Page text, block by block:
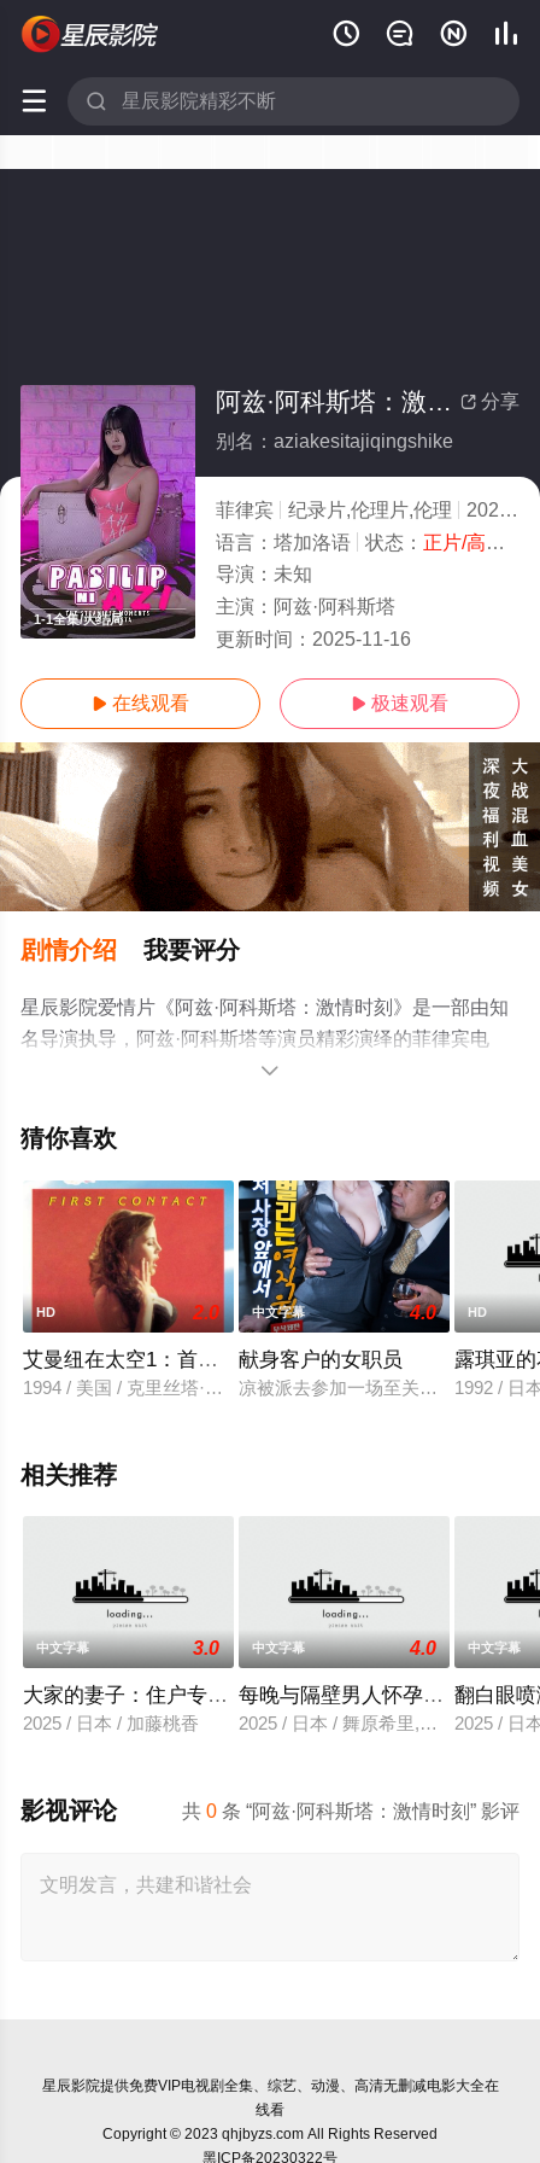
   
 
1-1全集/大结局
 分享
阿兹·阿科斯塔：激情时刻(全集)
别名：aziakesitajiqingshike
菲律宾 纪录片,伦理片,伦理 2025
语言： 塔加洛语 状态： 正片/高清
导演： 未知
主演： 阿兹·阿科斯塔
更新时间： 2025-11-16
 在线观看  极速观看
剧情介绍 我要评分
星辰影院爱情片《阿兹·阿科斯塔：激情时刻》是一部由知
名导演执导，阿兹·阿科斯塔等演员精彩演绎的菲律宾电
影，大结局剧情已揭晓（1-1全集），手机免费观看高清未
豆瓣电影、电视猫或剧情网等平台了解。

猜你喜欢
HD 2.0
艾曼纽在太空1：首次接触
1994 / 美国 / 克里丝塔·艾伦,保罗·迈克尔·罗宾逊
中文字幕 4.0
献身客户的女职员
凉被派去参加一场至关重要的商业谈
HD
露琪亚
1992 / 日
相关推荐
中文字幕 3.0
大家的妻子：住户专用洞口
2025 / 日本 / 加藤桃香
中文字幕 4.0
每晚与隔壁男人怀孕性爱
2025 / 日本 / 舞原希里,佐川金二
中文字幕
翻白眼
2025 / 日
共0 条 “阿兹·阿科斯塔：激情时刻” 影评
影视评论
星辰影院提供免费VIP电视剧全集、综艺、动漫、高清无删减电影大全在
线看
Copyright © 2023 qhjbyzs.com All Rights Reserved
黑ICP备20230322号